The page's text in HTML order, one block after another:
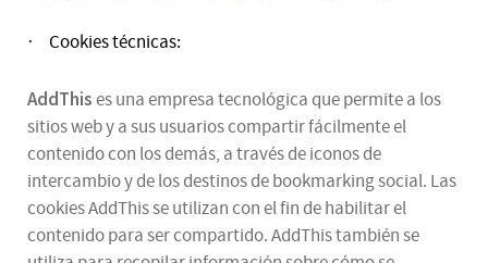
· Cookies técnicas:
AddThises una empresa tecnológica que permite a los
sitios web y a sus usuarios compartir fácilmente el
contenido con los demás, a través de iconos de
intercambio y de los destinos de bookmarking social. Las
cookies AddThis se utilizan con el fin de habilitar el
contenido para ser compartido. AddThis también se